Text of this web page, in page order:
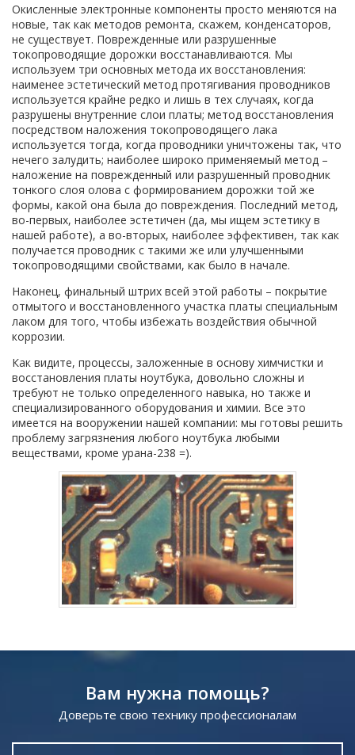
Окисленные электронные компоненты просто меняются на
новые, так как методов ремонта, скажем, конденсаторов,
не существует. Поврежденные или разрушенные
токопроводящие дорожки восстанавливаются. Мы
используем три основных метода их восстановления:
наименее эстетический метод протягивания проводников
используется крайне редко и лишь в тех случаях, когда
разрушены внутренние слои платы; метод восстановления
посредством наложения токопроводящего лака
используется тогда, когда проводники уничтожены так, что
нечего залудить; наиболее широко применяемый метод –
наложение на поврежденный или разрушенный проводник
тонкого слоя олова с формированием дорожки той же
формы, какой она была до повреждения. Последний метод,
во-первых, наиболее эстетичен (да, мы ищем эстетику в
нашей работе), а во-вторых, наиболее эффективен, так как
получается проводник с такими же или улучшенными
токопроводящими свойствами, как было в начале.
Наконец, финальный штрих всей этой работы – покрытие
отмытого и восстановленного участка платы специальным
лаком для того, чтобы избежать воздействия обычной
коррозии.
Как видите, процессы, заложенные в основу химчистки и
восстановления платы ноутбука, довольно сложны и
требуют не только определенного навыка, но также и
специализированного оборудования и химии. Все это
имеется на вооружении нашей компании: мы готовы решить
проблему загрязнения любого ноутбука любыми
веществами, кроме урана-238 =).
Вам нужна помощь?
Доверьте свою технику профессионалам